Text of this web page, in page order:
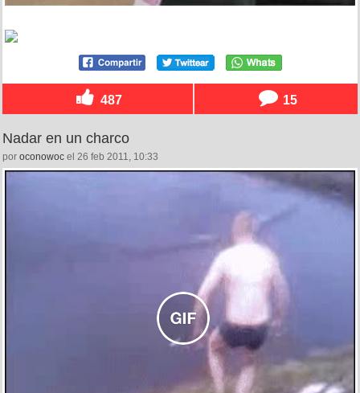
487 15
Nadar en un charco
por oconowoc el 26 feb 2011, 10:33